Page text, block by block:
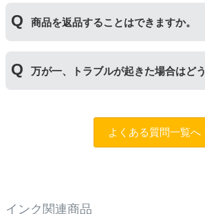
により使用できなくなった場合は、
しいものに交換してください。
サイクルトナー/ドラムに限り、レビ
くことで保証期間が2年に延長されま
保証期間の2年以内に使い切るよう
商品を返品することはできますか。
用未開封の場合であっても対応する
ご購入前に商品の型番などをよくご
ますので、お手数ですが当店までお
万が一、トラブルが起きた場合はど
問合フォーム
ふたつの保証」を設けてお
よくある質問一覧へ
インク関連商品